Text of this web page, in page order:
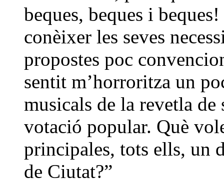
beques, beques i
conèixer les seves
propostes poc
sentit m’horroritza un
musicals de la revetla
votació popular. Què
principales, tots ells, un
de Ciutat?”